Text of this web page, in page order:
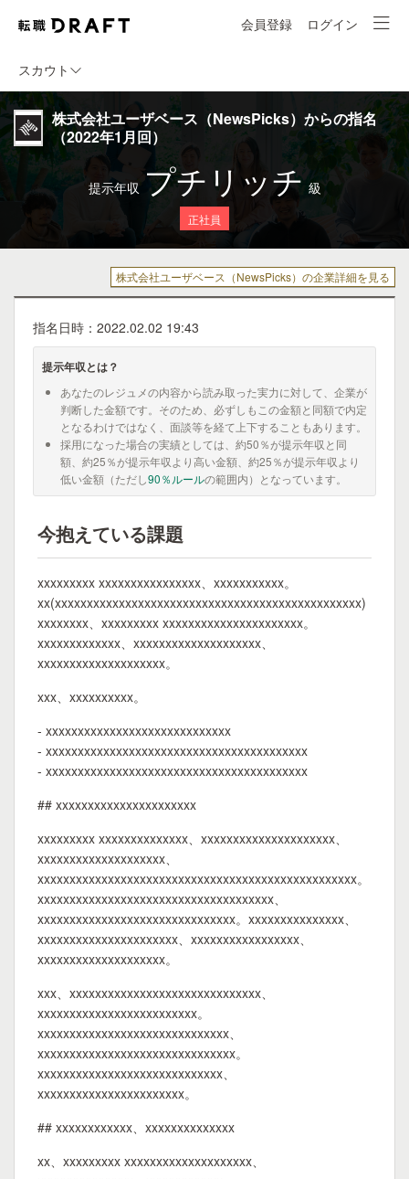
会員登録 ログイン
スカウト
株式会社ユーザベース（NewsPicks）からの指名
（2022年1月回）
提示年収 プチリッチ 級
正社員
株式会社ユーザベース（NewsPicks）の企業詳細を見る
指名日時：2022.02.02 19:43
提示年収とは？
あなたのレジュメの内容から読み取った実力に対して、企業が
判断した金額です。そのため、必ずしもこの金額と同額で内定
となるわけではなく、面談等を経て上下することもあります。
採用になった場合の実績としては、約50％が提示年収と同
額、約25％が提示年収より高い金額、約25％が提示年収より
低い金額（ただし90％ルールの範囲内）となっています。
今抱えている課題
xxxxxxxxx xxxxxxxxxxxxxxxx、xxxxxxxxxxx。
xx(xxxxxxxxxxxxxxxxxxxxxxxxxxxxxxxxxxxxxxxxxxxxxxxx)
xxxxxxxx、xxxxxxxxx xxxxxxxxxxxxxxxxxxxxxx。
xxxxxxxxxxxxx、xxxxxxxxxxxxxxxxxxxx、
xxxxxxxxxxxxxxxxxxxx。
xxx、xxxxxxxxxx。
- xxxxxxxxxxxxxxxxxxxxxxxxxxxxx
- xxxxxxxxxxxxxxxxxxxxxxxxxxxxxxxxxxxxxxxxx
- xxxxxxxxxxxxxxxxxxxxxxxxxxxxxxxxxxxxxxxxx
## xxxxxxxxxxxxxxxxxxxxxx
xxxxxxxxx xxxxxxxxxxxxxx、xxxxxxxxxxxxxxxxxxxxx、
xxxxxxxxxxxxxxxxxxxx、
xxxxxxxxxxxxxxxxxxxxxxxxxxxxxxxxxxxxxxxxxxxxxxxxxx。
xxxxxxxxxxxxxxxxxxxxxxxxxxxxxxxxxxxxx、
xxxxxxxxxxxxxxxxxxxxxxxxxxxxxxx。xxxxxxxxxxxxxxx、
xxxxxxxxxxxxxxxxxxxxxx、xxxxxxxxxxxxxxxxx、
xxxxxxxxxxxxxxxxxxxx。
xxx、xxxxxxxxxxxxxxxxxxxxxxxxxxxxxx、
xxxxxxxxxxxxxxxxxxxxxxxxx。
xxxxxxxxxxxxxxxxxxxxxxxxxxxxxx、
xxxxxxxxxxxxxxxxxxxxxxxxxxxxxxx。
xxxxxxxxxxxxxxxxxxxxxxxxxxxxx、
xxxxxxxxxxxxxxxxxxxxxxx。
## xxxxxxxxxxxx、xxxxxxxxxxxxxx
xx、xxxxxxxxx xxxxxxxxxxxxxxxxxxxx、